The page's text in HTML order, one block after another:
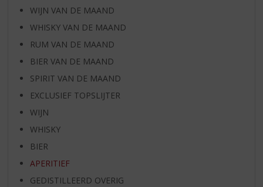
WIJN VAN DE MAAND
WHISKY VAN DE MAAND
RUM VAN DE MAAND
BIER VAN DE MAAND
SPIRIT VAN DE MAAND
EXCLUSIEF TOPSLIJTER
WIJN
WHISKY
BIER
APERITIEF
GEDISTILLEERD OVERIG